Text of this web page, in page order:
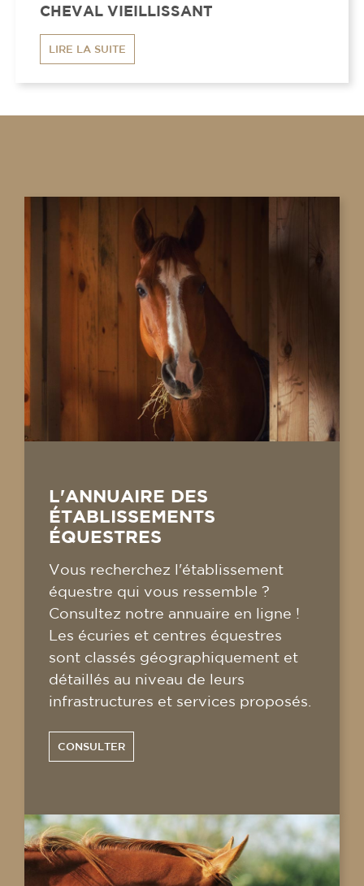
CHEVAL VIEILLISSANT
LIRE LA SUITE
L'ANNUAIRE DES
ÉTABLISSEMENTS
ÉQUESTRES
Vous recherchez l'établissement
équestre qui vous ressemble ?
Consultez notre annuaire en ligne !
Les écuries et centres équestres
sont classés géographiquement et
détaillés au niveau de leurs
infrastructures et services proposés.
CONSULTER